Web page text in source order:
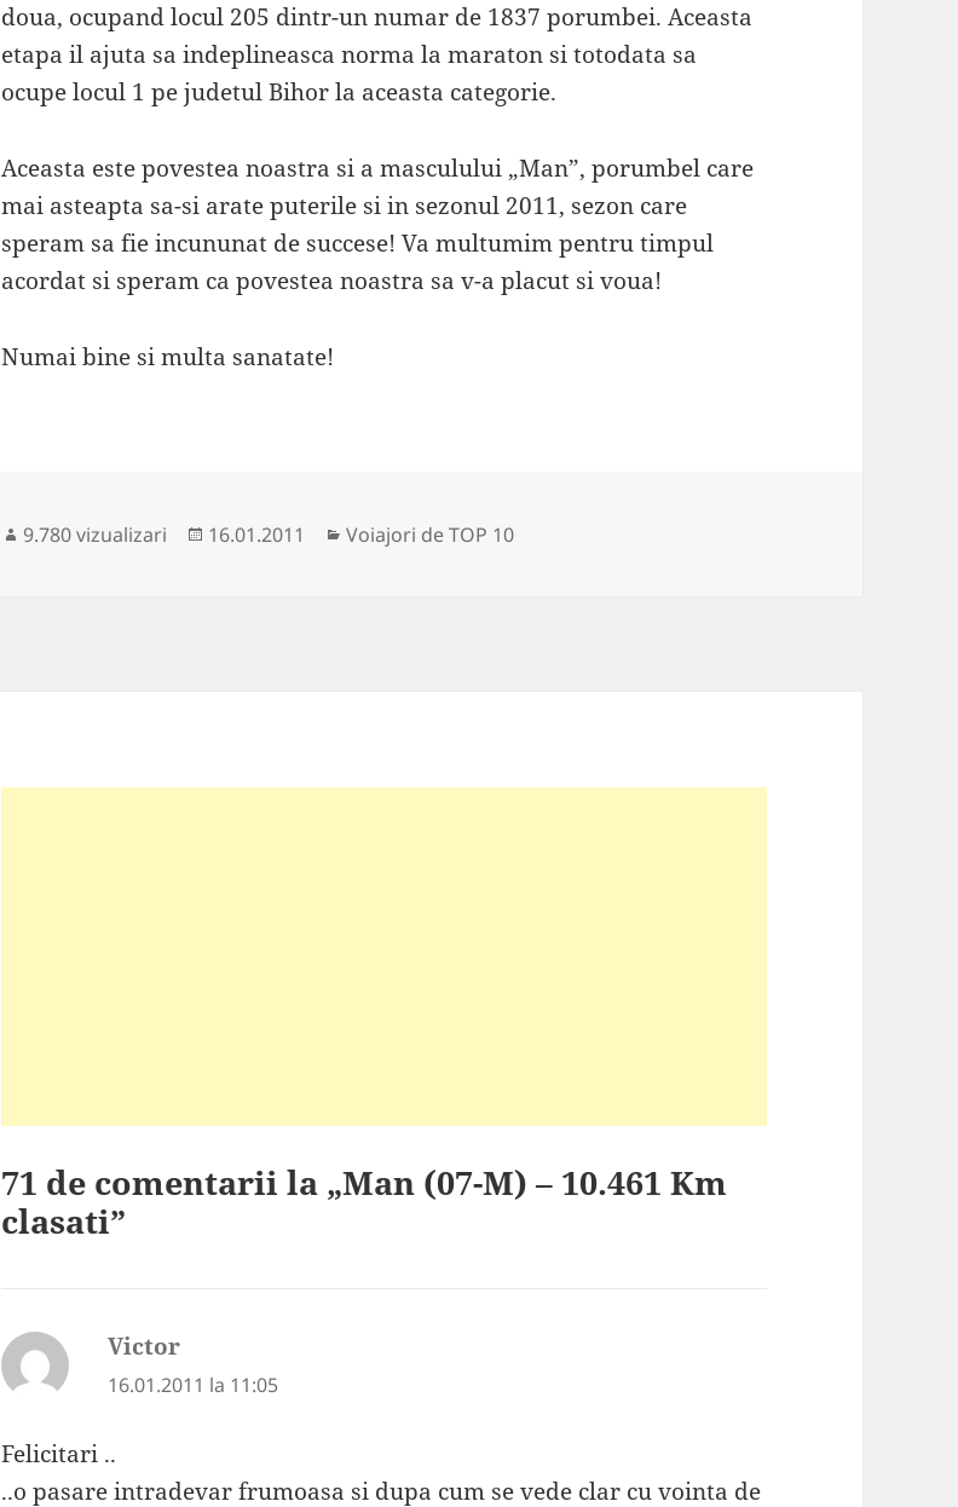
doua, ocupand locul 205 dintr-un numar de 1837 porumbei. Aceasta
etapa il ajuta sa indeplineasca norma la maraton si totodata sa
ocupe locul 1 pe judetul Bihor la aceasta categorie.
Aceasta este povestea noastra si a masculului „Man”, porumbel care
mai asteapta sa-si arate puterile si in sezonul 2011, sezon care
speram sa fie incununat de succese! Va multumim pentru timpul
acordat si speram ca povestea noastra sa v-a placut si voua!
Numai bine si multa sanatate!
9.780 vizualizari
Publicat
16.01.2011 Categorii
Voiajori de TOP 10
71 de comentarii la „Man (07-M) – 10.461 Km
clasati”
Victor
16.01.2011 la 11:05
Felicitari ..
..o pasare intradevar frumoasa si dupa cum se vede clar cu vointa de